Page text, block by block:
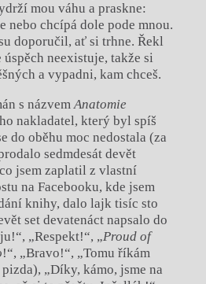
mou váhu a praskne:
nebo chcípá dole pode mnou.
doporučil, ať si trhne. Řekl
neexistuje, takže si
a vypadni, kam chceš.
s názvem Anatomie
nakladatel, který byl spíš
do oběhu moc nedostala (za
sedmdesát devět
jsem zaplatil z vlastní
na Facebooku, kde jsem
knihy, dalo lajk tisíc sto
set devatenáct napsalo do
„Respekt!“, „Proud of
!“, „Bravo!“, „Tomu říkám
„Díky, kámo, jsme na